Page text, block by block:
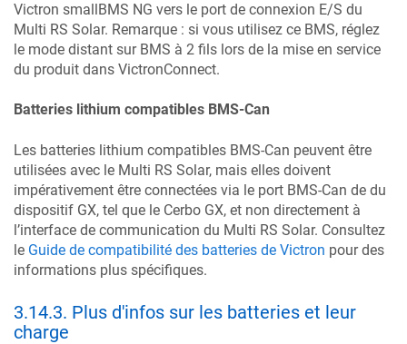
Victron smallBMS NG vers le port de connexion E/S du
Multi RS Solar. Remarque : si vous utilisez ce BMS, réglez
le mode distant sur BMS à 2 fils lors de la mise en service
du produit dans VictronConnect.
Batteries lithium compatibles BMS-Can
Les batteries lithium compatibles BMS-Can peuvent être
utilisées avec le Multi RS Solar, mais elles doivent
impérativement être connectées via le port BMS-Can de du
dispositif GX, tel que le Cerbo GX, et non directement à
l’interface de communication du Multi RS Solar. Consultez
le Guide de compatibilité des batteries de Victron pour des
informations plus spécifiques.
3.14.3. Plus d'infos sur les batteries et leur
charge